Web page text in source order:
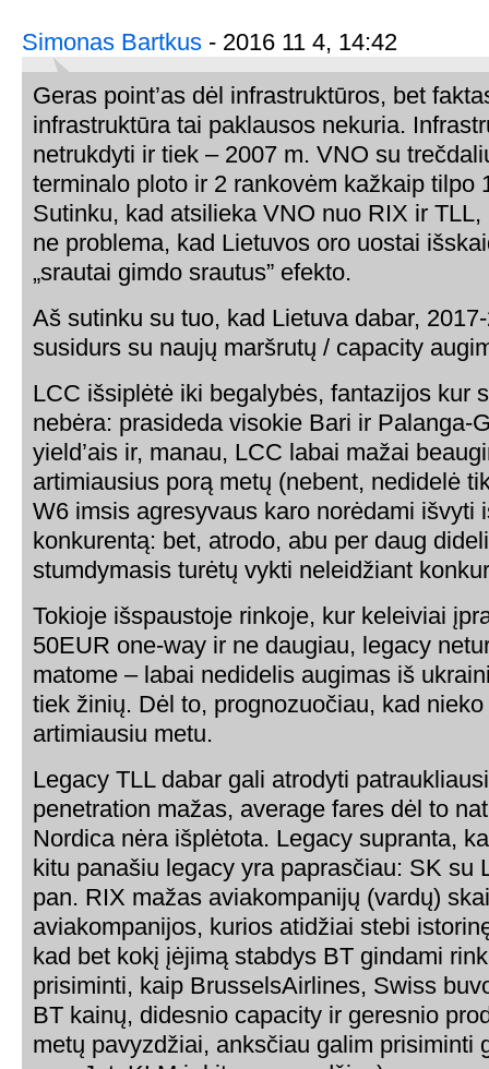
Simonas Bartkus - 2016 11 4, 14:42
Geras point’as dėl infrastruktūros, bet
infrastruktūra tai paklausos nekuria.
netrukdyti ir tiek – 2007 m. VNO su
terminalo ploto ir 2 rankovėm kažkaip tilpo
Sutinku, kad atsilieka VNO nuo RIX ir
ne problema, kad Lietuvos oro uostai
„srautai gimdo srautus” efekto.
Aš sutinku su tuo, kad Lietuva dabar,
susidurs su naujų maršrutų / capacity
LCC išsiplėtė iki begalybės, fantazijos kur
nebėra: prasideda visokie Bari ir Palanga-
yield’ais ir, manau, LCC labai mažai
artimiausius porą metų (nebent, nedidelė
W6 imsis agresyvaus karo norėdami išvyti
konkurentą: bet, atrodo, abu per daug
stumdymasis turėtų vykti neleidžiant
Tokioje išspaustoje rinkoje, kur keleiviai
50EUR one-way ir ne daugiau, legacy
matome – labai nedidelis augimas iš
tiek žinių. Dėl to, prognozuočiau, kad
artimiausiu metu.
Legacy TLL dabar gali atrodyti
penetration mažas, average fares dėl to
Nordica nėra išplėtota. Legacy supranta,
kitu panašiu legacy yra paprasčiau: SK su
pan. RIX mažas aviakompanijų (vardų)
aviakompanijos, kurios atidžiai stebi
kad bet kokį įėjimą stabdys BT gindami
prisiminti, kaip BrusselsAirlines, Swiss
BT kainų, didesnio capacity ir geresnio
metų pavyzdžiai, anksčiau galim prisiminti